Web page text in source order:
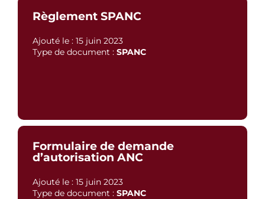
Règlement SPANC
Ajouté le : 15 juin 2023
Type de document : SPANC
Formulaire de demande
d’autorisation ANC
Ajouté le : 15 juin 2023
Type de document : SPANC